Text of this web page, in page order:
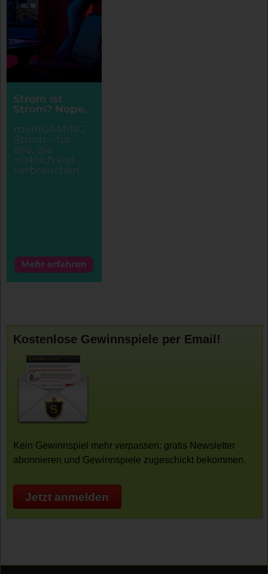
Kostenlose Gewinnspiele per Email!
Kein Gewinnspiel mehr verpassen: gratis Newsletter
abonnieren und Gewinnspiele zugeschickt bekommen.
Jetzt anmelden